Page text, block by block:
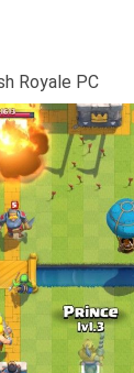
Royale PC